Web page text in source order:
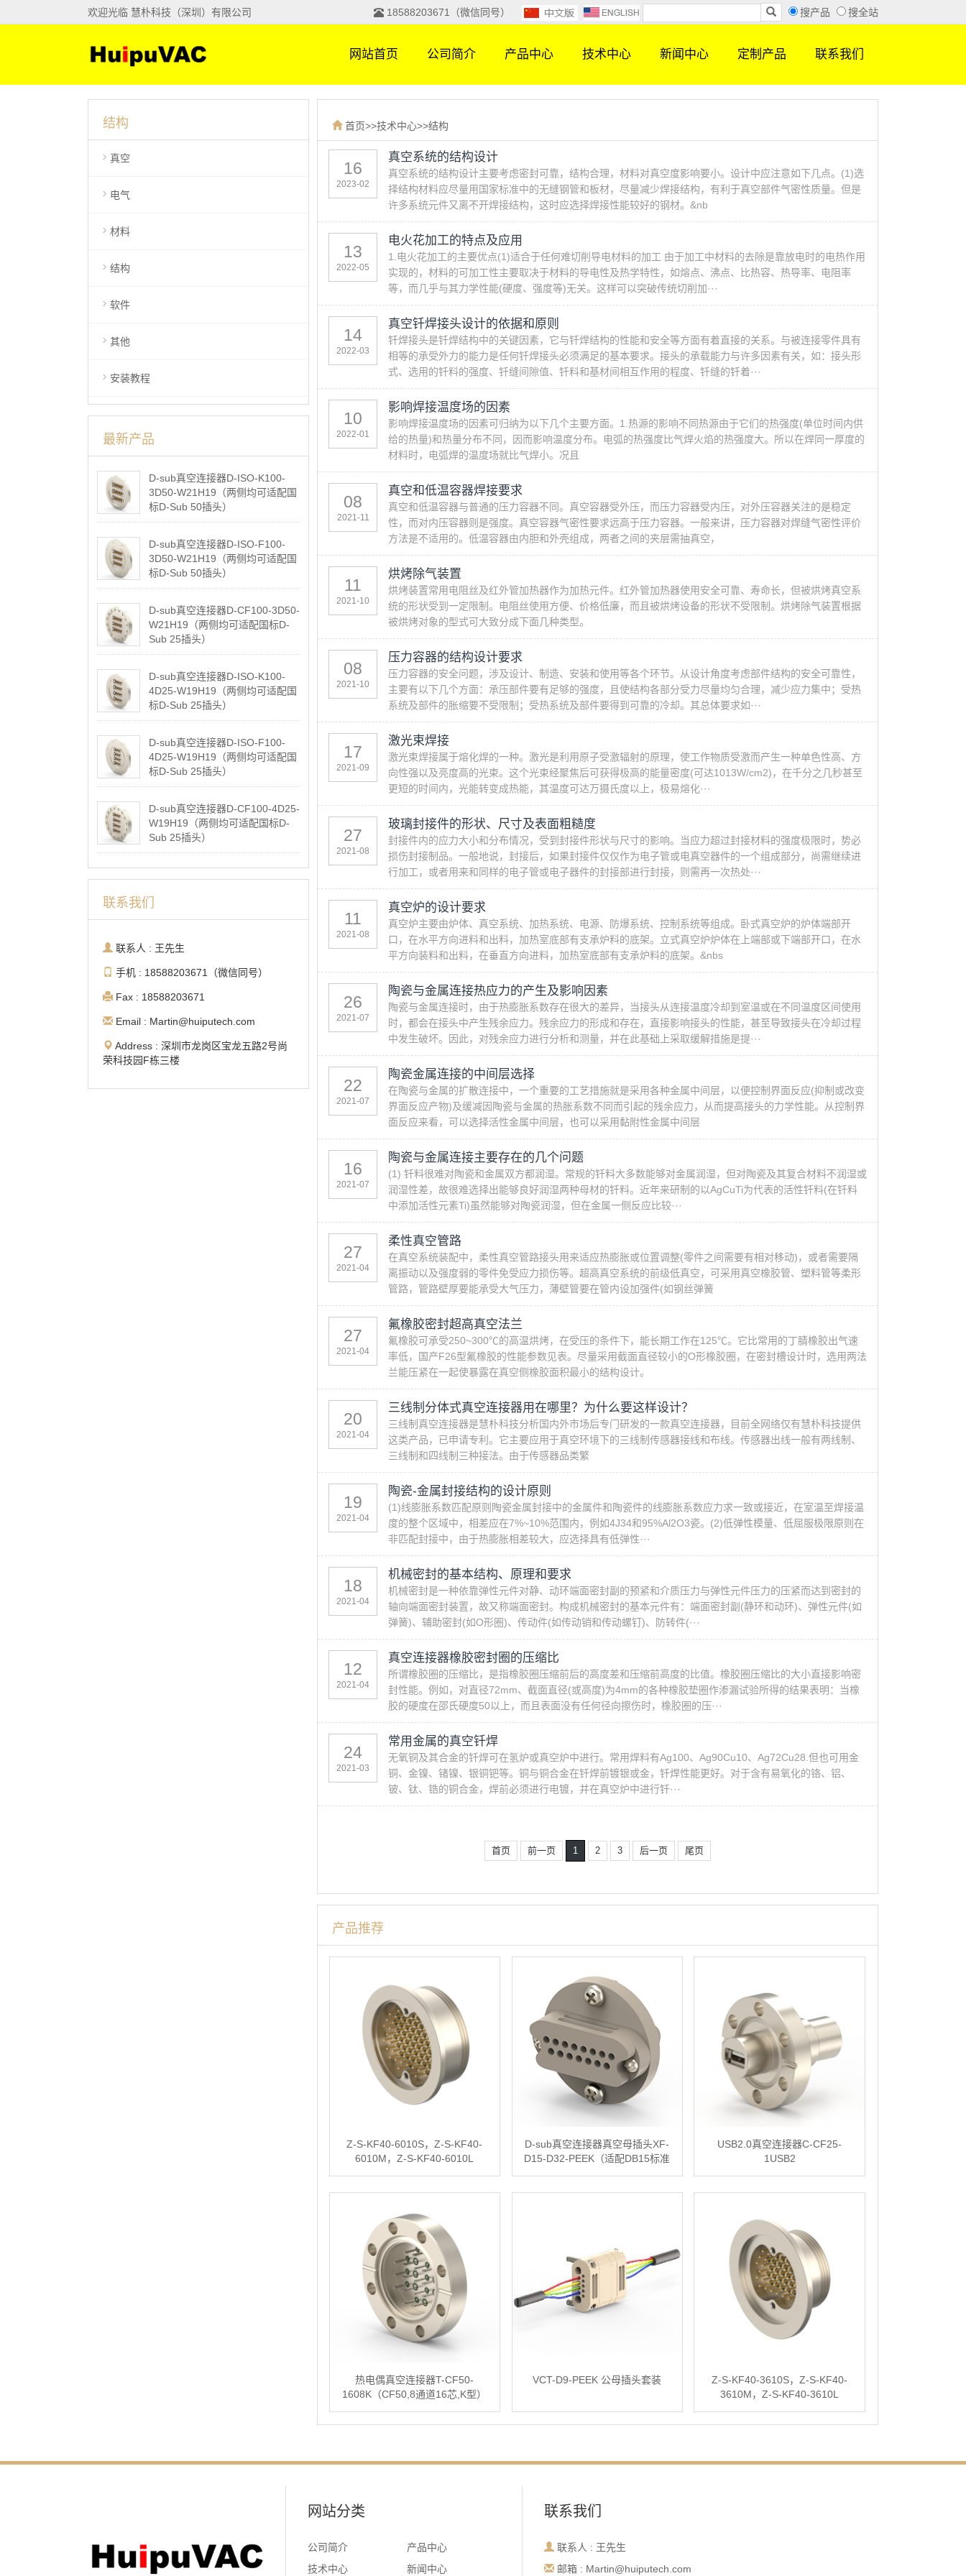
欢迎光临 慧朴科技（深圳）有限公司 18588203671（微信同号） 搜产品 搜全站
网站首页 公司简介 产品中心 技术中心 新闻中心 定制产品 联系我们
首页>>技术中心>>结构
16
2023-02
真空系统的结构设计
真空系统的结构设计主要考虑密封可靠，结构合理，材料对真空度影响要小。设计中应注意如下几点。(1)选
择结构材料应尽量用国家标准中的无缝钢管和板材，尽量减少焊接结构，有利于真空部件气密性质量。但是
许多系统元件又离不开焊接结构，这时应选择焊接性能较好的钢材。&nb
13
2022-05
电火花加工的特点及应用
1.电火花加工的主要优点(1)适合于任何难切削导电材料的加工 由于加工中材料的去除是靠放电时的电热作用
实现的，材料的可加工性主要取决于材料的导电性及热学特性，如熔点、沸点、比热容、热导率、电阻率
等，而几乎与其力学性能(硬度、强度等)无关。这样可以突破传统切削加···
14
2022-03
真空钎焊接头设计的依据和原则
钎焊接头是钎焊结构中的关键因素，它与钎焊结构的性能和安全等方面有着直接的关系。与被连接零件具有
相等的承受外力的能力是任何钎焊接头必须满足的基本要求。接头的承载能力与许多因素有关，如：接头形
式、选用的钎料的强度、钎缝间隙值、钎料和基材间相互作用的程度、钎缝的钎着···
10
2022-01
影响焊接温度场的因素
影响焊接温度场的因素可归纳为以下几个主要方面。1.热源的影响不同热源由于它们的热强度(单位时间内供
给的热量)和热量分布不同，因而影响温度分布。电弧的热强度比气焊火焰的热强度大。所以在焊同一厚度的
材料时，电弧焊的温度场就比气焊小。况且
08
2021-11
真空和低温容器焊接要求
真空和低温容器与普通的压力容器不同。真空容器受外压，而压力容器受内压，对外压容器关注的是稳定
性，而对内压容器则是强度。真空容器气密性要求远高于压力容器。一般来讲，压力容器对焊缝气密性评价
方法是不适用的。低温容器由内胆和外壳组成，两者之间的夹层需抽真空，
11
2021-10
烘烤除气装置
烘烤装置常用电阻丝及红外管加热器作为加热元件。红外管加热器使用安全可靠、寿命长，但被烘烤真空系
统的形状受到一定限制。电阻丝使用方便、价格低廉，而且被烘烤设备的形状不受限制。烘烤除气装置根据
被烘烤对象的型式可大致分成下面几种类型。
08
2021-10
压力容器的结构设计要求
压力容器的安全问题，涉及设计、制造、安装和使用等各个环节。从设计角度考虑部件结构的安全可靠性，
主要有以下几个方面：承压部件要有足够的强度，且使结构各部分受力尽量均匀合理，减少应力集中；受热
系统及部件的胀缩要不受限制；受热系统及部件要得到可靠的冷却。其总体要求如···
17
2021-09
激光束焊接
激光束焊接属于熔化焊的一种。激光是利用原子受激辐射的原理，使工作物质受激而产生一种单色性高、方
向性强以及亮度高的光束。这个光束经聚焦后可获得极高的能量密度(可达1013W/cm2)，在千分之几秒甚至
更短的时间内，光能转变成热能，其温度可达万摄氏度以上，极易熔化···
27
2021-08
玻璃封接件的形状、尺寸及表面粗糙度
封接件内的应力大小和分布情况，受到封接件形状与尺寸的影响。当应力超过封接材料的强度极限时，势必
损伤封接制品。一般地说，封接后，如果封接件仅仅作为电子管或电真空器件的一个组成部分，尚需继续进
行加工，或者用来和同样的电子管或电子器件的封接部进行封接，则需再一次热处···
11
2021-08
真空炉的设计要求
真空炉主要由炉体、真空系统、加热系统、电源、防爆系统、控制系统等组成。卧式真空炉的炉体端部开
口，在水平方向进料和出料，加热室底部有支承炉料的底架。立式真空炉炉体在上端部或下端部开口，在水
平方向装料和出料，在垂直方向进料，加热室底部有支承炉料的底架。&nbs
26
2021-07
陶瓷与金属连接热应力的产生及影响因素
陶瓷与金属连接时，由于热膨胀系数存在很大的差异，当接头从连接温度冷却到室温或在不同温度区间使用
时，都会在接头中产生残余应力。残余应力的形成和存在，直接影响接头的性能，甚至导致接头在冷却过程
中发生破坏。因此，对残余应力进行分析和测量，并在此基础上采取缓解措施是提···
22
2021-07
陶瓷金属连接的中间层选择
在陶瓷与金属的扩散连接中，一个重要的工艺措施就是采用各种金属中间层，以便控制界面反应(抑制或改变
界面反应产物)及缓减因陶瓷与金属的热胀系数不同而引起的残余应力，从而提高接头的力学性能。从控制界
面反应来看，可以选择活性金属中间层，也可以采用黏附性金属中间层
16
2021-07
陶瓷与金属连接主要存在的几个问题
(1) 钎料很难对陶瓷和金属双方都润湿。常规的钎料大多数能够对金属润湿，但对陶瓷及其复合材料不润湿或
润湿性差，故很难选择出能够良好润湿两种母材的钎料。近年来研制的以AgCuTi为代表的活性钎料(在钎料
中添加活性元素Ti)虽然能够对陶瓷润湿，但在金属一侧反应比较···
27
2021-04
柔性真空管路
在真空系统装配中，柔性真空管路接头用来适应热膨胀或位置调整(零件之间需要有相对移动)，或者需要隔
离振动以及强度弱的零件免受应力损伤等。超高真空系统的前级低真空，可采用真空橡胶管、塑料管等柔形
管路，管路壁厚要能承受大气压力，薄壁管要在管内设加强件(如钢丝弹簧
27
2021-04
氟橡胶密封超高真空法兰
氟橡胶可承受250~300℃的高温烘烤，在受压的条件下，能长期工作在125℃。它比常用的丁腈橡胶出气速
率低，国产F26型氟橡胶的性能参数见表。尽量采用截面直径较小的O形橡胶圈，在密封槽设计时，选用两法
兰能压紧在一起使暴露在真空侧橡胶面积最小的结构设计。
20
2021-04
三线制分体式真空连接器用在哪里？为什么要这样设计？
三线制真空连接器是慧朴科技分析国内外市场后专门研发的一款真空连接器，目前全网络仅有慧朴科技提供
这类产品，已申请专利。它主要应用于真空环境下的三线制传感器接线和布线。传感器出线一般有两线制、
三线制和四线制三种接法。由于传感器品类繁
19
2021-04
陶瓷-金属封接结构的设计原则
(1)线膨胀系数匹配原则陶瓷金属封接中的金属件和陶瓷件的线膨胀系数应力求一致或接近，在室温至焊接温
度的整个区域中，相差应在7%~10%范围内，例如4J34和95%Al2O3瓷。(2)低弹性模量、低屈服极限原则在
非匹配封接中，由于热膨胀相差较大，应选择具有低弹性···
18
2021-04
机械密封的基本结构、原理和要求
机械密封是一种依靠弹性元件对静、动环端面密封副的预紧和介质压力与弹性元件压力的压紧而达到密封的
轴向端面密封装置，故又称端面密封。构成机械密封的基本元件有：端面密封副(静环和动环)、弹性元件(如
弹簧)、辅助密封(如O形圈)、传动件(如传动销和传动螺钉)、防转件(···
12
2021-04
真空连接器橡胶密封圈的压缩比
所谓橡胶圈的压缩比，是指橡胶圈压缩前后的高度差和压缩前高度的比值。橡胶圈压缩比的大小直接影响密
封性能。例如，对直径72mm、截面直径(或高度)为4mm的各种橡胶垫圈作渗漏试验所得的结果表明：当橡
胶的硬度在邵氏硬度50以上，而且表面没有任何径向擦伤时，橡胶圈的压···
24
2021-03
常用金属的真空钎焊
无氧铜及其合金的钎焊可在氢炉或真空炉中进行。常用焊料有Ag100、Ag90Cu10、Ag72Cu28.但也可用金
铜、金镍、锗镍、银铜钯等。铜与铜合金在钎焊前镀银或金，钎焊性能更好。对于含有易氧化的铬、铝、
铍、钛、锆的铜合金，焊前必须进行电镀，并在真空炉中进行钎···
首页 前一页 1 2 3 后一页 尾页
结构
真空
电气
材料
结构
软件
其他
安装教程
最新产品
D-sub真空连接器D-ISO-K100-
3D50-W21H19（两侧均可适配国
标D-Sub 50插头）
2026-05-07
D-sub真空连接器D-ISO-F100-
3D50-W21H19（两侧均可适配国
标D-Sub 50插头）
2026-05-07
D-sub真空连接器D-CF100-3D50-
W21H19（两侧均可适配国标D-
Sub 25插头）
2026-05-07
D-sub真空连接器D-ISO-K100-
4D25-W19H19（两侧均可适配国
标D-Sub 25插头）
2026-05-07
D-sub真空连接器D-ISO-F100-
4D25-W19H19（两侧均可适配国
标D-Sub 25插头）
2026-05-07
D-sub真空连接器D-CF100-4D25-
W19H19（两侧均可适配国标D-
Sub 25插头）
2026-05-07
联系我们
联系人 : 王先生
手机 : 18588203671（微信同号）
Fax : 18588203671
Email : Martin@huiputech.com
Address : 深圳市龙岗区宝龙五路2号尚
荣科技园F栋三楼
产品推荐
Z-S-KF40-6010S，Z-S-KF40-
6010M，Z-S-KF40-6010L
D-sub真空连接器真空母插头XF-
D15-D32-PEEK（适配DB15标准
插头）
USB2.0真空连接器C-CF25-
1USB2
热电偶真空连接器T-CF50-
1608K（CF50,8通道16芯,K型）
VCT-D9-PEEK 公母插头套装
Z-S-KF40-3610S，Z-S-KF40-
3610M，Z-S-KF40-3610L
网站分类
公司简介
产品中心
技术中心
新闻中心
联系我们
联系人 : 王先生
邮箱 : Martin@huiputech.com